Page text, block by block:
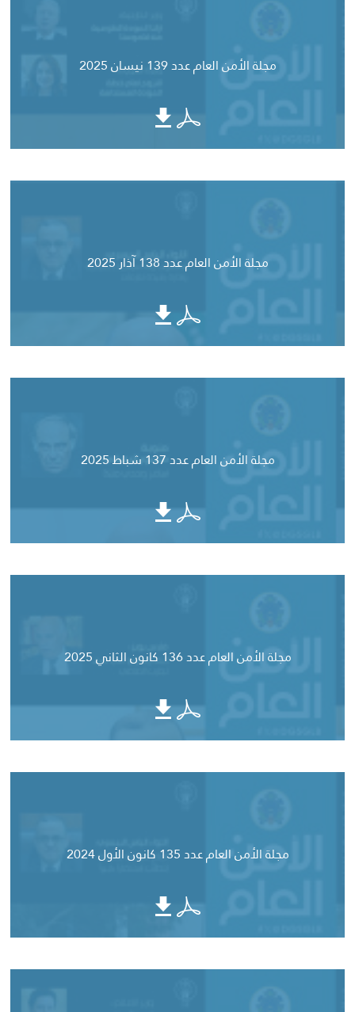
مجلة الأمن العام عدد 139 نيسان 2025
مجلة الأمن العام عدد 138 آذار 2025
مجلة الأمن العام عدد 137 شباط 2025
مجلة الأمن العام عدد 136 كانون الثاني 2025
مجلة الأمن العام عدد 135 كانون الأول 2024